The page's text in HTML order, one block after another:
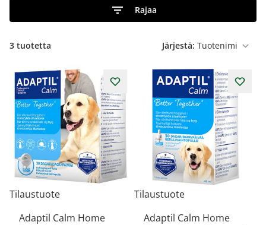
Rajaa
3 tuotetta Järjestä:
Tilaustuote
Adaptil Calm Home
Tilaustuote
Adaptil Calm Home